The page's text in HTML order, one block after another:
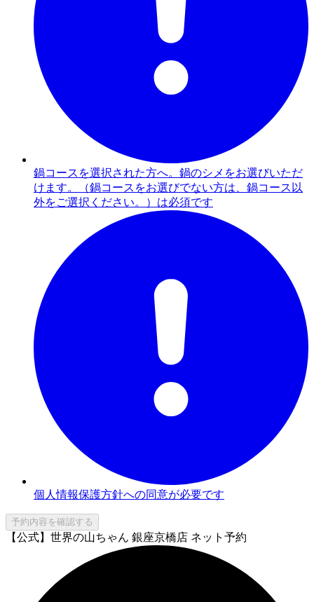
鍋コースを選択された方へ。鍋のシメをお選びいただ
けます。（鍋コースをお選びでない方は、鍋コース以
外をご選択ください。）は必須です
個人情報保護方針への同意が必要です
予約内容を確認する
【公式】世界の山ちゃん 銀座京橋店 ネット予約